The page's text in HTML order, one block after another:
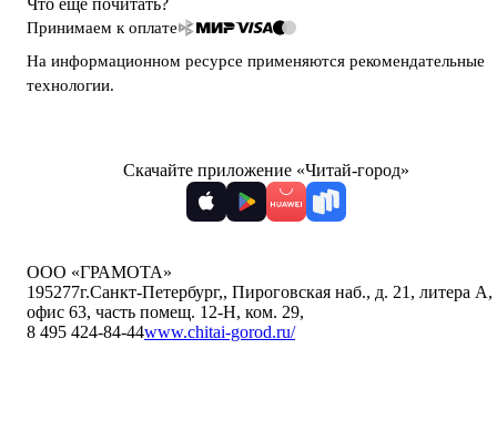
Что ещё почитать?
Принимаем к оплате
На информационном ресурсе применяются рекомендательные
технологии.
Скачайте приложение «Читай-город»
ООО «ГРАМОТА»
195277г.Санкт-Петербург,, Пироговская наб., д. 21, литера А,
офис 63, часть помещ. 12-Н, ком. 29,
8 495 424-84-44www.chitai-gorod.ru/